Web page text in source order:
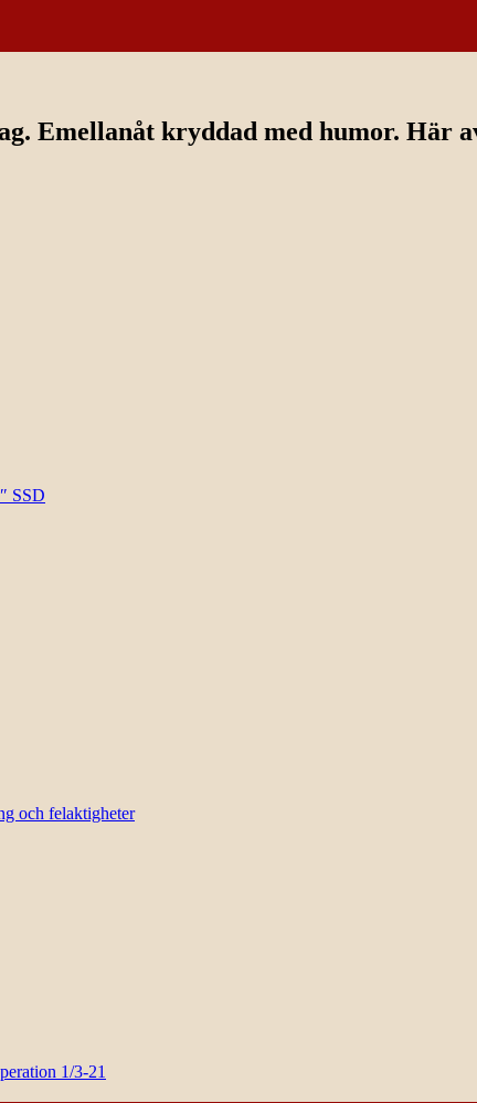
Emellanåt kryddad med humor. Här
SSD
och felaktigheter
1/3-21